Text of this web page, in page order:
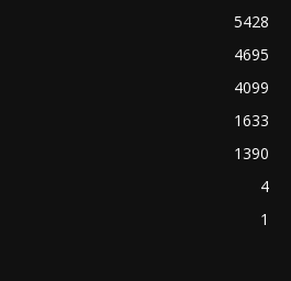
5428
4695
4099
1633
1390
4
1